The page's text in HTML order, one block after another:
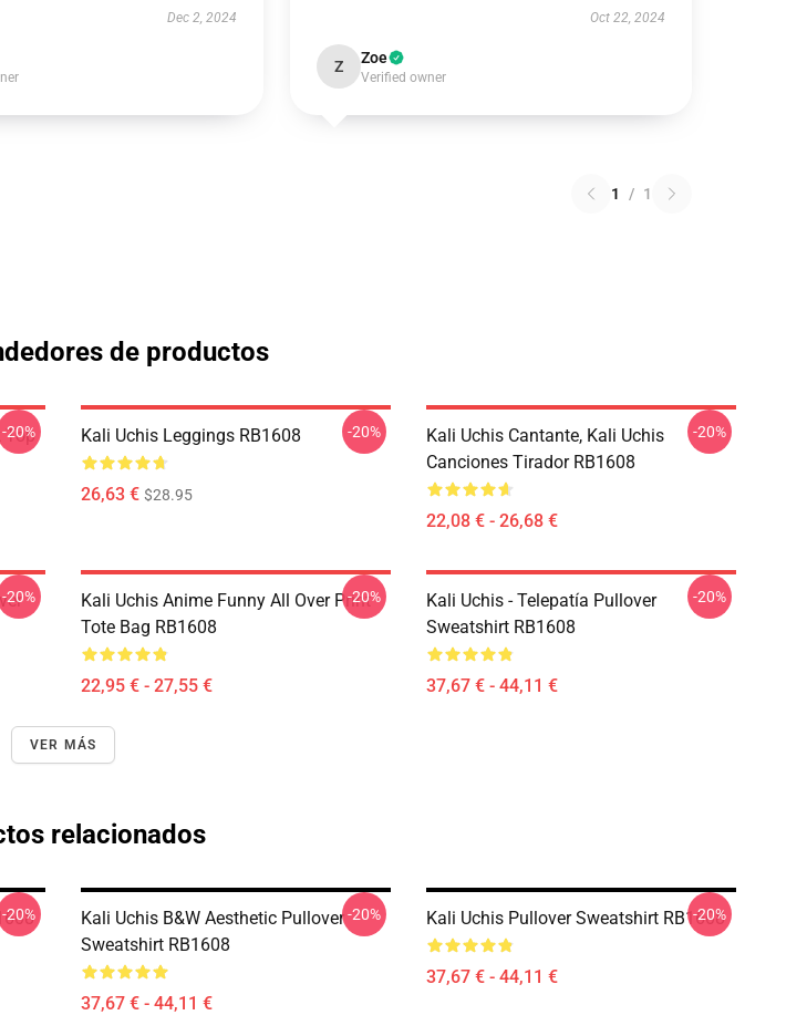
Dec 2, 2024 Oct 22, 2024
Z Zoe
Verified owner
1 / 1
de productos
Top
-20% Kali Uchis Leggings RB1608
26,63 € $28.95
-20%
Kali Uchis Cantante, Kali Uchis
Canciones Tirador RB1608
22,08 € - 26,68 €
-20%
-20%
Kali Uchis Anime Funny All Over Print
Tote Bag RB1608
22,95 € - 27,55 €
-20%
Kali Uchis - Telepatía Pullover
Sweatshirt RB1608
37,67 € - 44,11 €
-20%
VER MÁS
relacionados
-20%
Kali Uchis B&W Aesthetic Pullover
Sweatshirt RB1608
37,67 € - 44,11 €
-20% Kali Uchis Pullover Sweatshirt RB1608
37,67 € - 44,11 €
-20%